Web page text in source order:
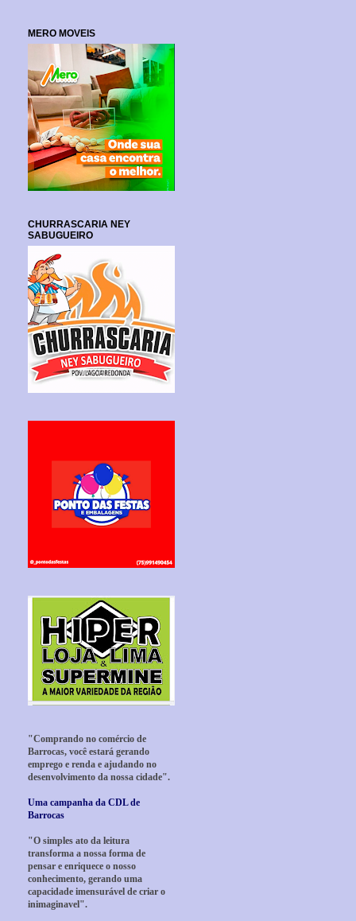
MERO MOVEIS
CHURRASCARIA NEY
SABUGUEIRO
"Comprando no comércio de
Barrocas, você estará gerando
emprego e renda e ajudando no
desenvolvimento da nossa cidade".
Uma campanha da CDL de
Barrocas
"O simples ato da leitura
transforma a nossa forma de
pensar e enriquece o nosso
conhecimento, gerando uma
capacidade imensurável de criar o
inimaginavel".